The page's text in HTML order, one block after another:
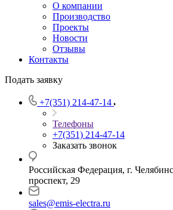
О компании
Производство
Проекты
Новости
Отзывы
Контакты
Подать заявку
+7(351) 214-47-14
Телефоны
+7(351) 214-47-14
Заказать звонок
Российская Федерация, г.
проспект, 29
sales@emis-electra.ru